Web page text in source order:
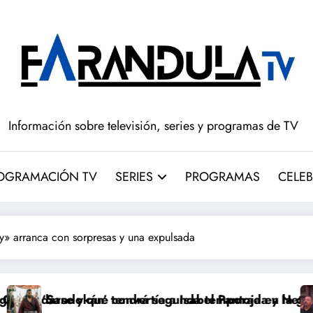
Información sobre televisión, series y programas de TV
TV SERIES PROGRAMAS
arranca con sorpresas y una expulsada
a Isabel Pantoja en la gran antagonista
tendrá segunda temporada y Netflix cambia el futuro
Pepón y Edu